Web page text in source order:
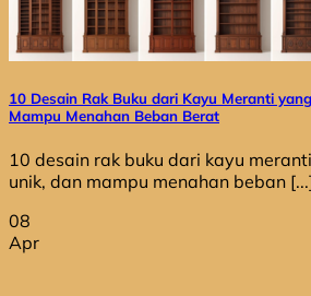
10 Desain Rak Buku dari Kayu Meranti
Mampu Menahan Beban Berat
10 desain rak buku dari kayu
unik, dan mampu menahan beban
08
Apr